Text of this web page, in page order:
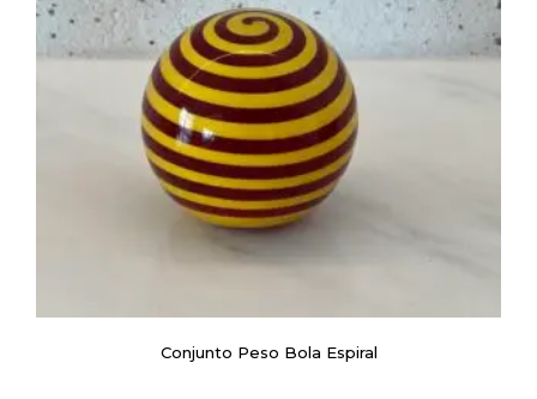
Conjunto Peso Bola Espiral